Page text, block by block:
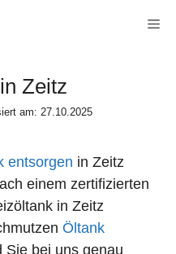
Zeitz
am: 27.10.2025
entsorgen in Zeitz
einem zertifizierten
in Zeitz
Öltank
Sie bei uns genau